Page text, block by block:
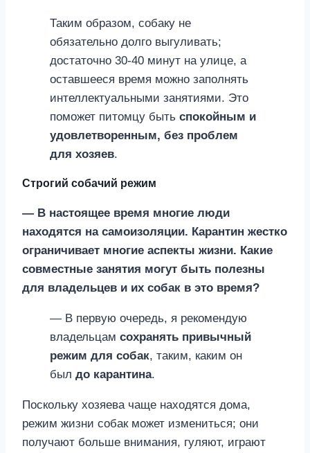
Таким образом, собаку не
обязательно долго выгуливать;
достаточно 30-40 минут на улице, а
оставшееся время можно заполнять
интеллектуальными занятиями. Это
поможет питомцу быть спокойным и
удовлетворенным, без проблем
для хозяев.
Строгий собачий режим
— В настоящее время многие люди
находятся на самоизоляции. Карантин жестко
ограничивает многие аспекты жизни. Какие
совместные занятия могут быть полезны
для владельцев и их собак в это время?
— В первую очередь, я рекомендую
владельцам сохранять привычный
режим для собак, таким, каким он
был до карантина.
Поскольку хозяева чаще находятся дома,
режим жизни собак может измениться; они
получают больше внимания, гуляют, играют